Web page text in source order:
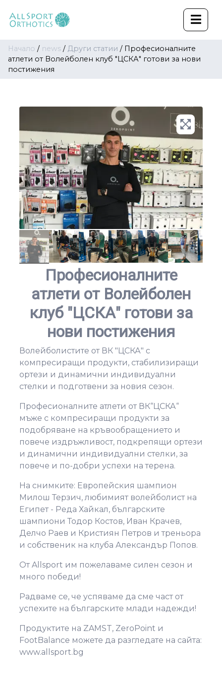
Начало / news / Други статии / Професионалните
атлети от Волейболен клуб "ЦСКА" готови за нови
постижения
Професионалните
атлети от Волейболен
клуб "ЦСКА" готови за
нови постижения
Волейболистите от ВК "ЦСКА" с
компресиращи продукти, стабилизиращи
ортези и динамични индивидуални
стелки и подготвени за новия сезон.
Професионалните атлети от ВК“ЦСКА“
мъже с компресиращи продукти за
подобряване на кръвообращението и
повече издръжливост, подкрепящи ортези
и динамични индивидуални стелки, за
повече и по-добри успехи на терена.
На снимките: Европейския шампион
Милош Терзич, любимият волейболист на
Египет - Реда Хайкал, българските
шампиони Тодор Костов, Иван Крачев,
Делчо Раев и Кристиян Петров и треньора
и собственик на клуба Александър Попов.
От Allsport им пожелаваме силен сезон и
много победи!
Радваме се, че успяваме да сме част от
успехите на българските млади надежди!
Продуктите на ZAMST, ZeroPoint и
FootBalance можете да разгледате на сайта:
www.allsport.bg